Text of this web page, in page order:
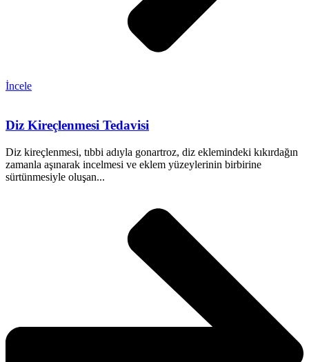
İncele
Diz Kireçlenmesi Tedavisi
Diz kireçlenmesi, tıbbi adıyla gonartroz, diz eklemindeki kıkırdağın
zamanla aşınarak incelmesi ve eklem yüzeylerinin birbirine
sürtünmesiyle oluşan...